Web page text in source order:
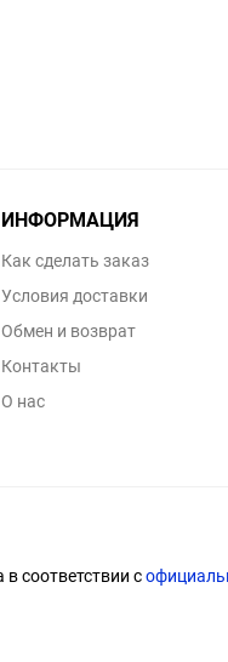
ИНФОРМАЦИЯ
Как сделать заказ
Условия доставки
Обмен и возврат
Контакты
О нас
соответствии с